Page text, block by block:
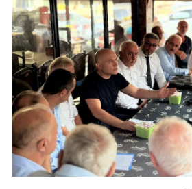
SİYASET
EĞİTİM
GALERİ
VİDEO
YAZARLAR
BİZE
ULAŞIN